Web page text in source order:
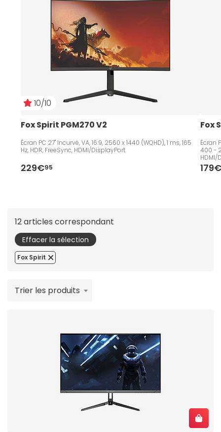
écran PC Fox Spirit
adapté à vos besoins et
à votre budget.
10/10
Fox Spirit PGM270 V2
Écran PC 27" Incurvé, VA, 16:9, 2560 x 1440 (WQHD), 1 ms, 165
Hz, HDR, FreeSync, HDMI/DisplayPort
229€95
Fox
Écran
400 -
HDMI/
12 articles correspondant
Effacer la sélection
Fox Spirit
Trier les produits